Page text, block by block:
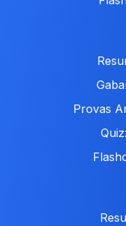
Provas